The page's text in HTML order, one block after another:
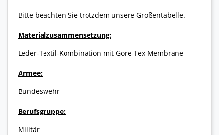
Bitte beachten Sie trotzdem unsere Größentabelle.
Materialzusammensetzung:
Leder-Textil-Kombination mit Gore-Tex Membrane
Armee:
Bundeswehr
Berufsgruppe:
Militär